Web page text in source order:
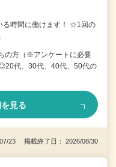
る時間に働けます！ ☆1回の
の方（※アンケートに必要
代、30代、40代、50代の
見る
23 掲載終了日： 2026/08/30